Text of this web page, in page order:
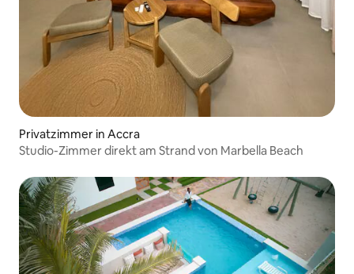
Privatzimmer in Accra
Studio-Zimmer direkt am Strand von Marbella Beach